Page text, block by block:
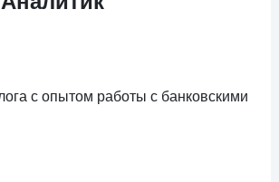
с опытом работы с банковскими